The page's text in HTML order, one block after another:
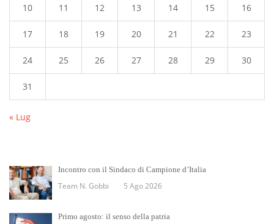
10 11 12 13 14 15 16
17 18 19 20 21 22 23
24 25 26 27 28 29 30
31
« Lug
Incontro con il Sindaco di Campione d’Italia
Team N. Gobbi 5 Ago 2026
Primo agosto: il senso della patria